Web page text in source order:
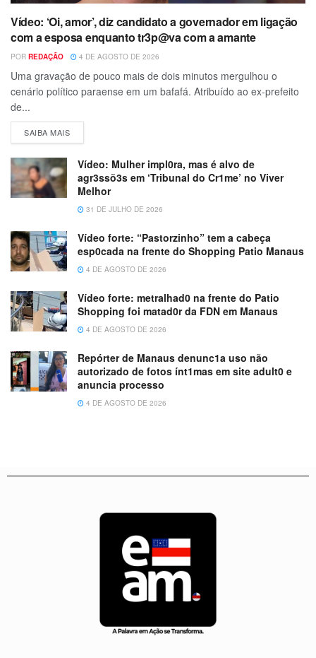
Vídeo: ‘Oi, amor’, diz candidato a governador em ligação
com a esposa enquanto tr3p@va com a amante
POR REDAÇÃO 4 DE AGOSTO DE 2026
Uma gravação de pouco mais de dois minutos mergulhou o
cenário político paraense em um bafafá. Atribuído ao ex-prefeito
de...
SAIBA MAIS
Vídeo: Mulher impl0ra, mas é alvo de
agr3ssõ3s em ‘Tribunal do Cr1me’ no Viver
Melhor
31 DE JULHO DE 2026
Vídeo forte: “Pastorzinho” tem a cabeça
esp0cada na frente do Shopping Patio Manaus
4 DE AGOSTO DE 2026
Vídeo forte: metralhad0 na frente do Patio
Shopping foi matad0r da FDN em Manaus
4 DE AGOSTO DE 2026
Repórter de Manaus denunc1a uso não
autorizado de fotos ínt1mas em site adult0 e
anuncia processo
4 DE AGOSTO DE 2026